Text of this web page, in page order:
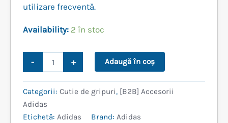
299,99 lei.
utilizare frecventă.
Availability: 2 în stoc
-
OVERGRIPURI
ADIDAS
MULTICOLORE
+ Adaugă în coș
Categorii: Cutie de gripuri, [B2B] Accesorii
Adidas
Etichetă: Adidas Brand: Adidas